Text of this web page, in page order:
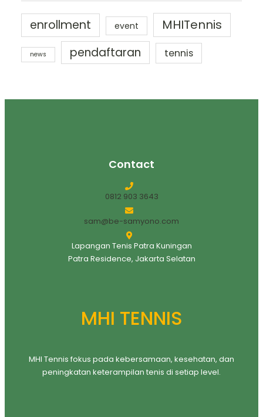
enrollment event MHITennis
news pendaftaran tennis
Contact
0812 903 3643
sam@be-samyono.com
Lapangan Tenis Patra Kuningan
Patra Residence, Jakarta Selatan
MHI TENNIS
MHI Tennis fokus pada kebersamaan, kesehatan, dan
peningkatan keterampilan tenis di setiap level.